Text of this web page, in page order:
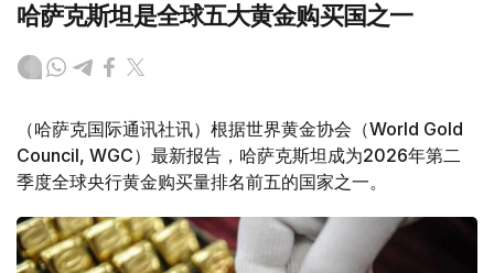
哈萨克斯坦是全球五大黄金购买国之一
（哈萨克国际通讯社讯）根据世界黄金协会（World Gold
Council, WGC）最新报告，哈萨克斯坦成为2026年第二
季度全球央行黄金购买量排名前五的国家之一。